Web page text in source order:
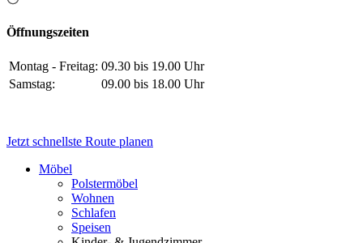
Öffnungszeiten
Montag - Freitag: 09.30 bis 19.00 Uhr
Samstag:
09.00 bis 18.00 Uhr
Jetzt schnellste Route planen
Möbel
Polstermöbel
Wohnen
Schlafen
Speisen